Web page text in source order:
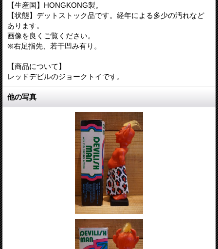
【生産国】HONGKONG製。
【状態】デットストック品です。経年による多少の汚れなど
あります。
画像を良くご覧ください。
※右足指先、若干凹み有り。
【商品について】
レッドデビルのジョークトイです。
他の写真